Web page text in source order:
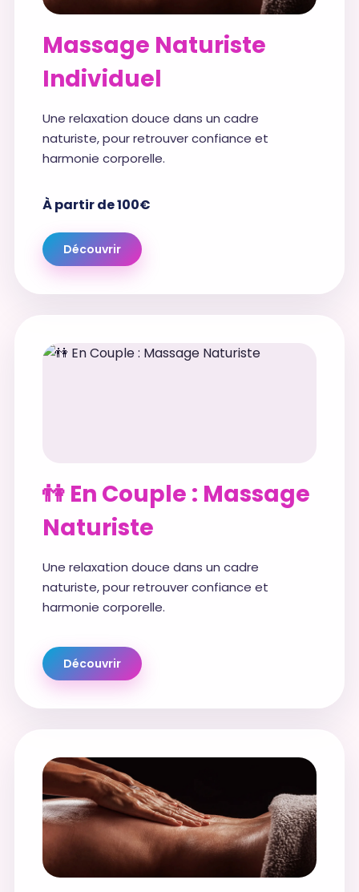
Massage Naturiste
Individuel
Une relaxation douce dans un cadre
naturiste, pour retrouver confiance et
harmonie corporelle.
À partir de 100€
Découvrir
👫 En Couple : Massage
Naturiste
Une relaxation douce dans un cadre
naturiste, pour retrouver confiance et
harmonie corporelle.
Découvrir